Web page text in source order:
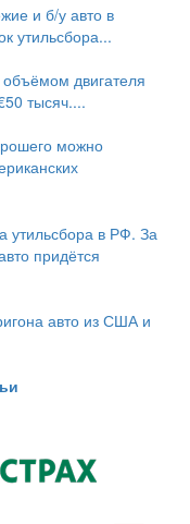
и б/у авто в
утильсбора...
двигателя
тысяч....
можно
утильсбора в РФ. За
придётся
авто из США и